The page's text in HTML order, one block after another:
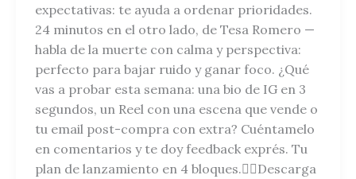
expectativas: te ayuda a ordenar prioridades.
24 minutos en el otro lado, de Tesa Romero —
habla de la muerte con calma y perspectiva:
perfecto para bajar ruido y ganar foco. ¿Qué
vas a probar esta semana: una bio de IG en 3
segundos, un Reel con una escena que vende o
tu email post-compra con extra? Cuéntamelo
en comentarios y te doy feedback exprés. Tu
plan de lanzamiento en 4 bloques.🧘‍♀️Descarga